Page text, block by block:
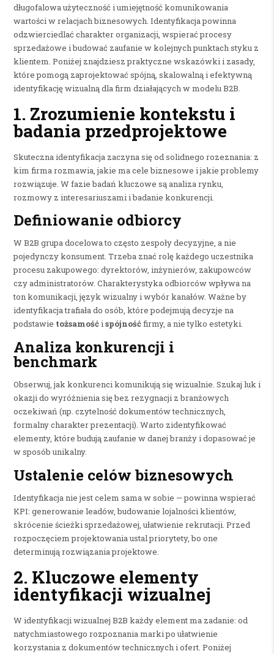
długofalowa użyteczność i umiejętność komunikowania
wartości w relacjach biznesowych. Identyfikacja powinna
odzwierciedlać charakter organizacji, wspierać procesy
sprzedażowe i budować zaufanie w kolejnych punktach styku z
klientem. Poniżej znajdziesz praktyczne wskazówki i zasady,
które pomogą zaprojektować spójną, skalowalną i efektywną
identyfikację wizualną dla firm działających w modelu B2B.
1. Zrozumienie kontekstu i
badania przedprojektowe
Skuteczna identyfikacja zaczyna się od solidnego rozeznania: z
kim firma rozmawia, jakie ma cele biznesowe i jakie problemy
rozwiązuje. W fazie badań kluczowe są analiza rynku,
rozmowy z interesariuszami i badanie konkurencji.
Definiowanie odbiorcy
W B2B grupa docelowa to często zespoły decyzyjne, a nie
pojedynczy konsument. Trzeba znać rolę każdego uczestnika
procesu zakupowego: dyrektorów, inżynierów, zakupowców
czy administratorów. Charakterystyka odbiorców wpływa na
ton komunikacji, język wizualny i wybór kanałów. Ważne by
identyfikacja trafiała do osób, które podejmują decyzje na
podstawie tożsamośćispójnośćfirmy, a nie tylko estetyki.
Analiza konkurencji i
benchmark
Obserwuj, jak konkurenci komunikują się wizualnie. Szukaj luk i
okazji do wyróżnienia się bez rezygnacji z branżowych
oczekiwań (np. czytelność dokumentów technicznych,
formalny charakter prezentacji). Warto zidentyfikować
elementy, które budują zaufanie w danej branży i dopasować je
w sposób unikalny.
Ustalenie celów biznesowych
Identyfikacja nie jest celem sama w sobie — powinna wspierać
KPI: generowanie leadów, budowanie lojalności klientów,
skrócenie ścieżki sprzedażowej, ułatwienie rekrutacji. Przed
rozpoczęciem projektowania ustal priorytety, bo one
determinują rozwiązania projektowe.
2. Kluczowe elementy
identyfikacji wizualnej
W identyfikacji wizualnej B2B każdy element ma zadanie: od
natychmiastowego rozpoznania marki po ułatwienie
korzystania z dokumentów technicznych i ofert. Poniżej